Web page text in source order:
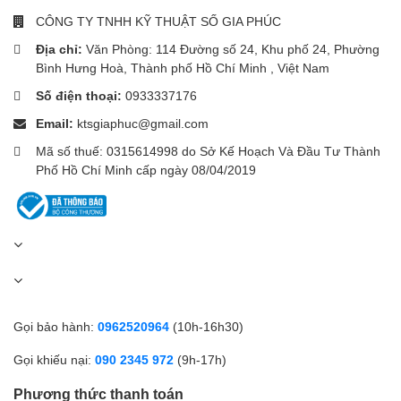
CÔNG TY TNHH KỸ THUẬT SỐ GIA PHÚC
Địa chỉ: Văn Phòng: 114 Đường số 24, Khu phố 24, Phường
Bình Hưng Hoà, Thành phố Hồ Chí Minh , Việt Nam
Số điện thoại: 0933337176
Email: ktsgiaphuc@gmail.com
Mã số thuế: 0315614998 do Sở Kế Hoạch Và Đầu Tư Thành
Phố Hồ Chí Minh cấp ngày 08/04/2019
Gọi bảo hành: 0962520964 (10h-16h30)
Gọi khiếu nại: 090 2345 972 (9h-17h)
Phương thức thanh toán